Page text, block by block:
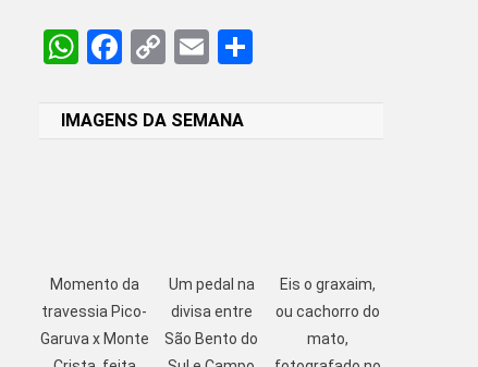
WhatsApp
Facebook
CopyEmail
IMAGENS DA SEMANA
Momento da
travessia Pico-
Garuva x Monte
Um pedal na
divisa entre
São Bento do
Eis o graxaim,
ou cachorro do
mato,